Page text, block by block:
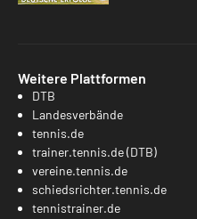
Weitere Plattformen
DTB
Landesverbände
tennis.de
trainer.tennis.de (DTB)
vereine.tennis.de
schiedsrichter.tennis.de
tennistrainer.de